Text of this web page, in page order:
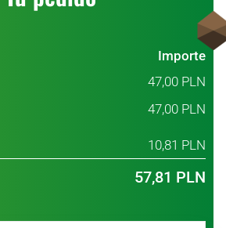
Importe
47,00 PLN
47,00 PLN
10,81 PLN
57,81 PLN